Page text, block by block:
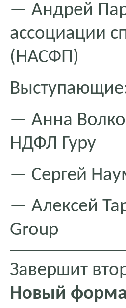
— Андрей
ассоциации
(НАСФП)
— Анна
НДФЛ Гуру
— Сергей
— Алексей
Group
Завершит
Новый